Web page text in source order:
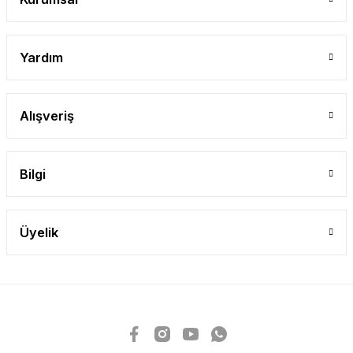
Yardım
Alışveriş
Bilgi
Üyelik